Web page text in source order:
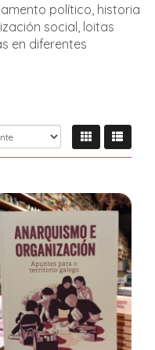
político, historia
social, loitas
en diferentes